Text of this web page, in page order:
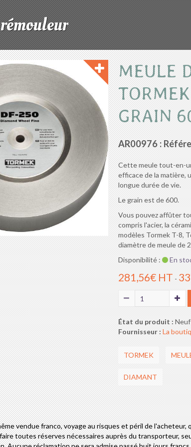
MEULE
GRAIN
AR00976 :
Cette meule tout-en-
efficace de la matière,
longue durée de vie.
Le grain est de 600.
Vous pouvez affûter
compris l'acier, la
modèles Tormek T-8,
diamètre de meule de
Disponibilité :
En
281,56€ HT-
État du produit :Neuf
Fournisseur :La
TORMEK
DIAMANT
vendue franco, voyage au risques et péril de l'acheteur,
toutes réserves nécessaires auprès du transporteur,